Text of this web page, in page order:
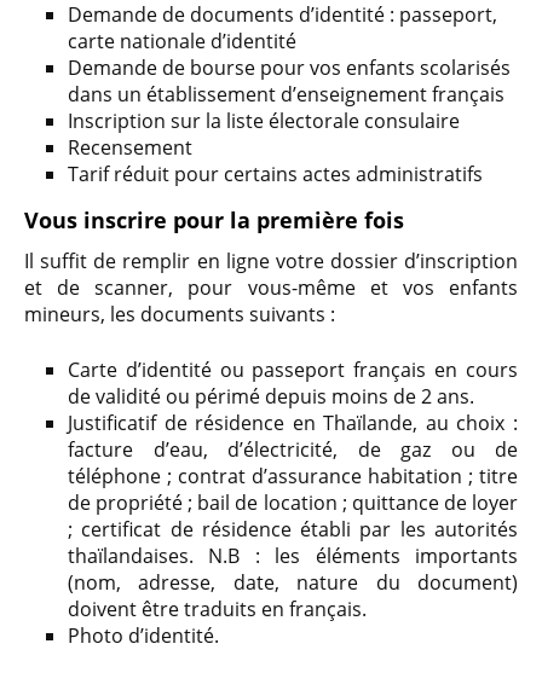
Demande de documents d’identité : passeport,
carte nationale d’identité
Demande de bourse pour vos enfants scolarisés
dans un établissement d’enseignement français
Inscription sur la liste électorale consulaire
Recensement
Tarif réduit pour certains actes administratifs
Vous inscrire pour la première fois
Il suffit de remplir en ligne votre dossier d’inscription
et de scanner, pour vous-même et vos enfants
mineurs, les documents suivants :
Carte d’identité ou passeport français en cours
de validité ou périmé depuis moins de 2 ans.
Justificatif de résidence en Thaïlande, au choix :
facture d’eau, d’électricité, de gaz ou de
téléphone ; contrat d’assurance habitation ; titre
de propriété ; bail de location ; quittance de loyer
; certificat de résidence établi par les autorités
thaïlandaises. N.B : les éléments importants
(nom, adresse, date, nature du document)
doivent être traduits en français.
Photo d’identité.